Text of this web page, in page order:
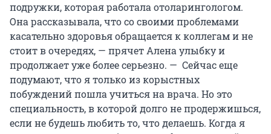
подружки, которая работала отоларингологом.
Она рассказывала, что со своими проблемами
касательно здоровья обращается к коллегам и не
стоит в очередях, — прячет Алена улыбку и
продолжает уже более серьезно. — Сейчас еще
подумают, что я только из корыстных
побуждений пошла учиться на врача. Но это
специальность, в которой долго не продержишься,
если не будешь любить то, что делаешь. Когда я